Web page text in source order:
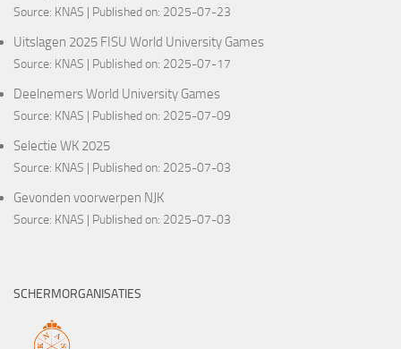
Source: KNAS Published on: 2025-07-23
Uitslagen 2025 FISU World University Games
Source: KNAS Published on: 2025-07-17
Deelnemers World University Games
Source: KNAS Published on: 2025-07-09
Selectie WK 2025
Source: KNAS Published on: 2025-07-03
Gevonden voorwerpen NJK
Source: KNAS Published on: 2025-07-03
SCHERMORGANISATIES